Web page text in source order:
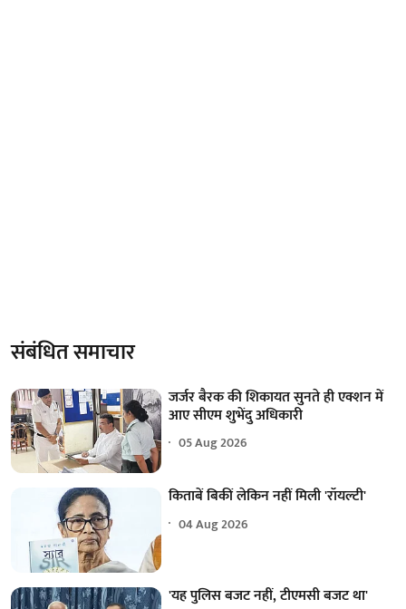
संबंधित समाचार
जर्जर बैरक की शिकायत सुनते ही एक्शन में
आए सीएम शुभेंदु अधिकारी
05 Aug 2026
किताबें बिकीं लेकिन नहीं मिली 'रॉयल्टी'
04 Aug 2026
'यह पुलिस बजट नहीं, टीएमसी बजट था'